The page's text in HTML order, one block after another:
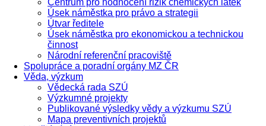
Centrum pro hodnocení rizik chemických látek
Úsek náměstka pro právo a strategii
Útvar ředitele
Úsek náměstka pro ekonomickou a technickou
činnost
Národní referenční pracoviště
Spolupráce a poradní orgány MZ ČR
Věda, výzkum
Vědecká rada SZÚ
Výzkumné projekty
Publikované výsledky vědy a výzkumu SZÚ
Mapa preventivních projektů